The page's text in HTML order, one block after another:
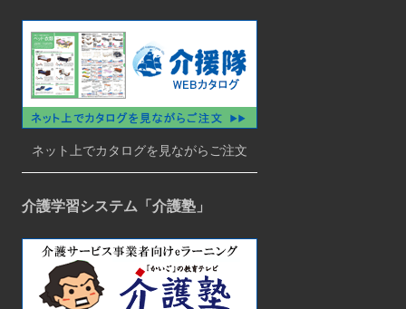
ネット上でカタログを見ながらご注文
介護学習システム「介護塾」